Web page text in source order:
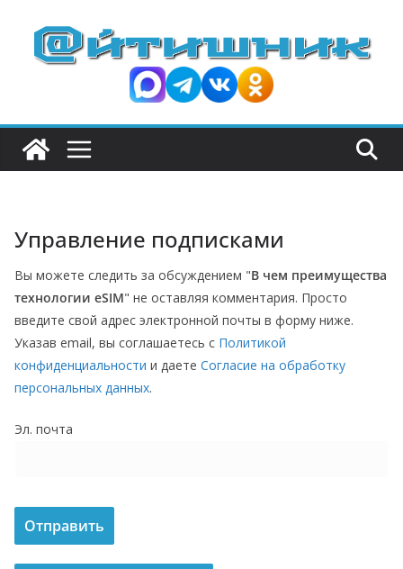
Управление подписками
Вы можете следить за обсуждением "В чем преимущества
технологии eSIM" не оставляя комментария. Просто
введите свой адрес электронной почты в форму ниже.
Указав email, вы соглашаетесь с Политикой
конфиденциальности и даете Согласие на обработку
персональных данных.
Эл. почта